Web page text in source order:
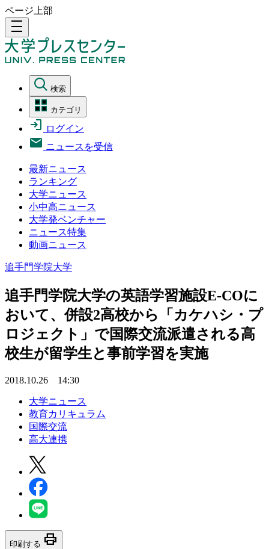
ページ上部
density_medium
検索
カテゴリ
ログイン
ニュースを受信
最新ニュース
ランキング
大学ニュース
小中高ニュース
大学発ベンチャー
ニュース特集
動画ニュース
追手門学院大学
追手門学院大学の英語学習施設E-COに
おいて、併設2高校から「カケハシ・プ
ロジェクト」で国際交流派遣される高
校生が留学生と事前学習を実施
2018.10.26 14:30
大学ニュース
教育カリキュラム
国際交流
高大連携
印刷する print